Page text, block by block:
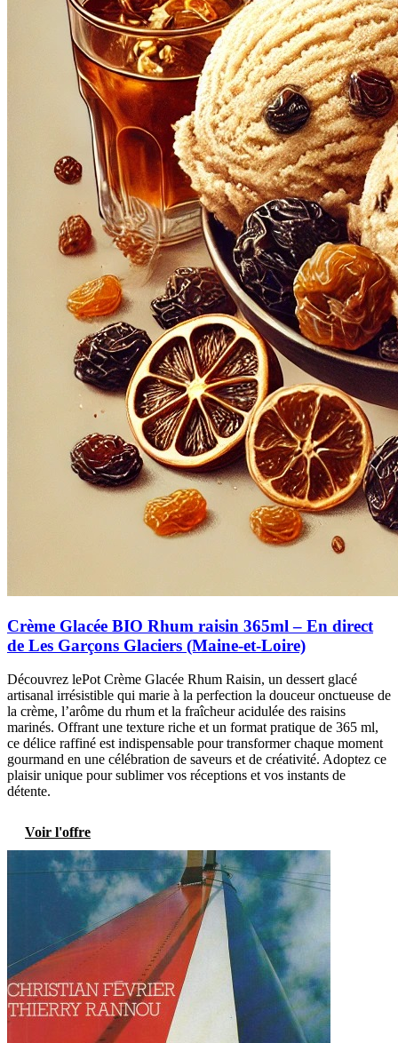
Crème Glacée BIO Rhum raisin 365ml – En direct
de Les Garçons Glaciers (Maine-et-Loire)
Découvrez lePot Crème Glacée Rhum Raisin, un dessert glacé
artisanal irrésistible qui marie à la perfection la douceur onctueuse de
la crème, l’arôme du rhum et la fraîcheur acidulée des raisins
marinés. Offrant une texture riche et un format pratique de 365 ml,
ce délice raffiné est indispensable pour transformer chaque moment
gourmand en une célébration de saveurs et de créativité. Adoptez ce
plaisir unique pour sublimer vos réceptions et vos instants de
détente.
Voir l'offre